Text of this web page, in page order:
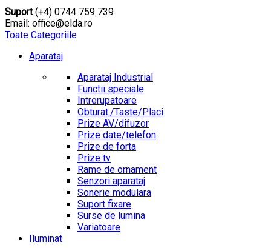
Suport(+4) 0744 759 739
Email: office@elda.ro
Toate Categoriile
Aparataj
Aparataj Industrial
Functii speciale
Intrerupatoare
Obturat./Taste/Placi
Prize AV/difuzor
Prize date/telefon
Prize de forta
Prize tv
Rame de ornament
Senzori aparataj
Sonerie modulara
Suport fixare
Surse de lumina
Variatoare
Iluminat